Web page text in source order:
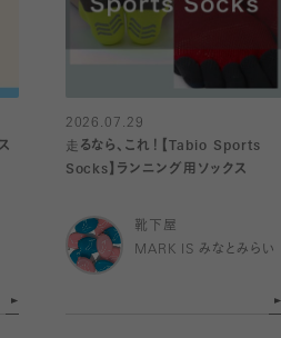
2026.07.29
走るなら、これ！【Tabio Sports
Socks】ランニング用ソックス
靴下屋
MARK IS みなとみらい